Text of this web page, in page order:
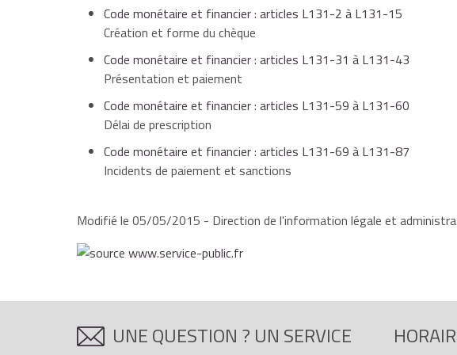
Code monétaire et financier : articles L131-2 à L131-15
Création et forme du chèque
Code monétaire et financier : articles L131-31 à L131-43
Présentation et paiement
Code monétaire et financier : articles L131-59 à L131-60
Délai de prescription
Code monétaire et financier : articles L131-69 à L131-87
Incidents de paiement et sanctions
Modifié le 05/05/2015 - Direction de l'information légale et
UNE QUESTION ? UN SERVICE